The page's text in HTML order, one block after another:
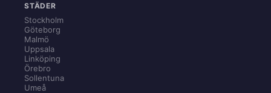
STÄDER
Stockholm
Göteborg
Malmö
Uppsala
Linköping
Örebro
Sollentuna
Umeå